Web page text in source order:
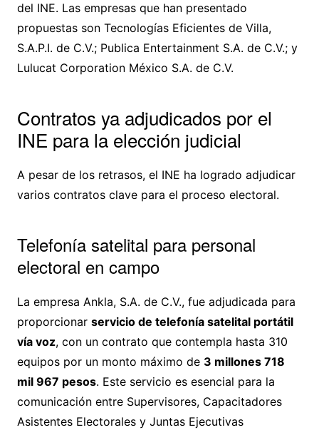
del INE. Las empresas que han presentado
propuestas son Tecnologías Eficientes de Villa,
S.A.P.I. de C.V.; Publica Entertainment S.A. de C.V.; y
Lulucat Corporation México S.A. de C.V.
Contratos ya adjudicados por el
INE para la elección judicial
A pesar de los retrasos, el INE ha logrado adjudicar
varios contratos clave para el proceso electoral.
Telefonía satelital para personal
electoral en campo
La empresa Ankla, S.A. de C.V., fue adjudicada para
proporcionar servicio de telefonía satelital portátil
vía voz, con un contrato que contempla hasta 310
equipos por un monto máximo de 3 millones 718
mil 967 pesos. Este servicio es esencial para la
comunicación entre Supervisores, Capacitadores
Asistentes Electorales y Juntas Ejecutivas